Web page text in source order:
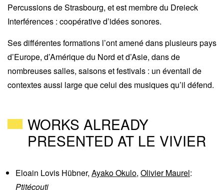
Percussions de Strasbourg, et est membre du Dreieck
Interférences : coopérative d’idées sonores.
Ses différentes formations l’ont amené dans plusieurs pays
d’Europe, d’Amérique du Nord et d’Asie, dans de
nombreuses salles, saisons et festivals : un éventail de
contextes aussi large que celui des musiques qu’il défend.
WORKS ALREADY
PRESENTED AT LE VIVIER
Eloain Lovis Hübner, Ayako Okulo, Olivier Maurel:
Ptitécouti